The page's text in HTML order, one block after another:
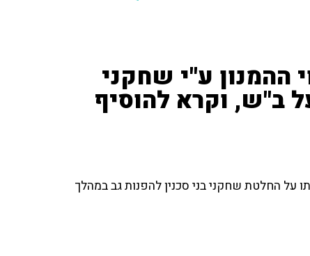
ההמנון ע"י שחקני
ב"ש, וקרא להוסיף
על החלטת שחקני בני סכנין להפנות גב במהלך